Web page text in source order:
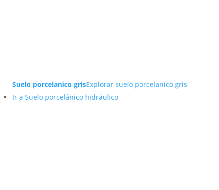
Suelo porcelanico grisExplorar suelo porcelanico gris
Ir a Suelo porcelánico hidráulico